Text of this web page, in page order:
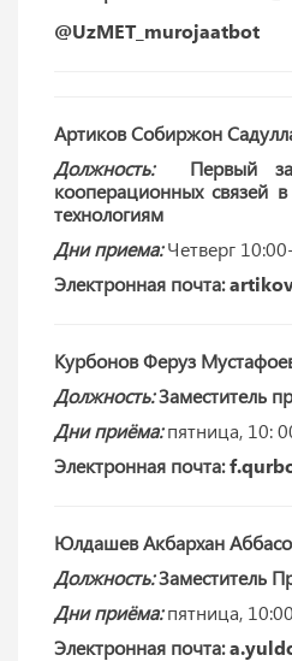
@UzMET_murojaatbot
Артиков Собиржон
Должность:
Первый
кооперационных связей
технологиям
Дни приема: Четверг
Электронная почта:
Курбонов Феруз
Должность:Заместитель
Дни приёма:пятница, 10:
Электронная почта:
Юлдашев Акбархан
Должность:Заместитель
Дни приёма:пятница,
Электронная почта: